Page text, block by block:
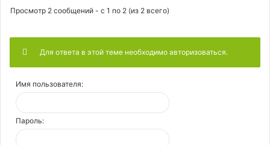
Просмотр 2 сообщений - с 1 по 2 (из 2 всего)
Для ответа в этой теме необходимо авторизоваться.
Имя пользователя:
Пароль: